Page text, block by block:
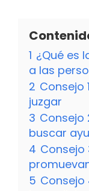
1 ¿Qué es
a las
2 Consejo
juzgar
3 Consejo
buscar
4 Consejo
5 Consejo